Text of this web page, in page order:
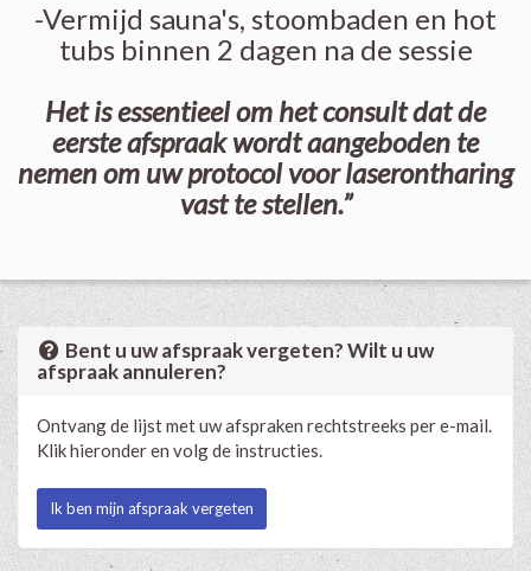
-Vermijd sauna's, stoombaden en hot
tubs binnen 2 dagen na de sessie
Het is essentieel om het consult dat de
eerste afspraak wordt aangeboden te
nemen om uw protocol voor laserontharing
vast te stellen.”
Bent u uw afspraak vergeten? Wilt u uw
afspraak annuleren?
Ontvang de lijst met uw afspraken rechtstreeks per e-mail.
Klik hieronder en volg de instructies.
Ik ben mijn afspraak vergeten